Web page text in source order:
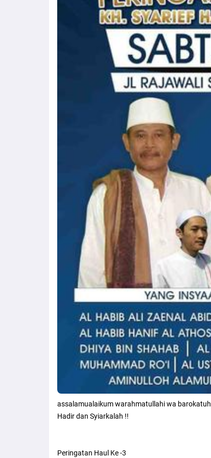
assalamualaikum warahmatullahi wa barokatuh
Hadir dan Syiarkalah !!
Peringatan Haul Ke -3